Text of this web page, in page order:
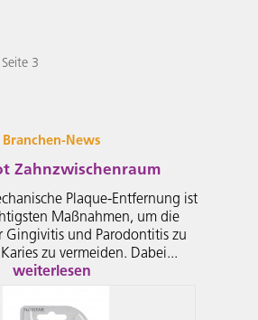
Seite 3
Branchen-News
Zahnzwischenraum
Plaque-Entfernung ist
Maßnahmen, um die
Gingivitis und Parodontitis zu
zu vermeiden. Dabei...
weiterlesen